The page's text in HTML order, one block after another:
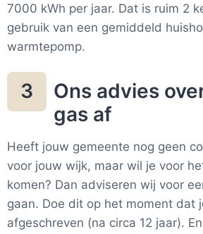
7000 kWh per jaar. Dat is ruim 2
gebruik van een gemiddeld
warmtepomp.
3
Ons advies
gas af
Heeft jouw gemeente nog geen
voor jouw wijk, maar wil je voor
komen? Dan adviseren wij voor
gaan. Doe dit op het moment dat
afgeschreven (na circa 12 jaar).